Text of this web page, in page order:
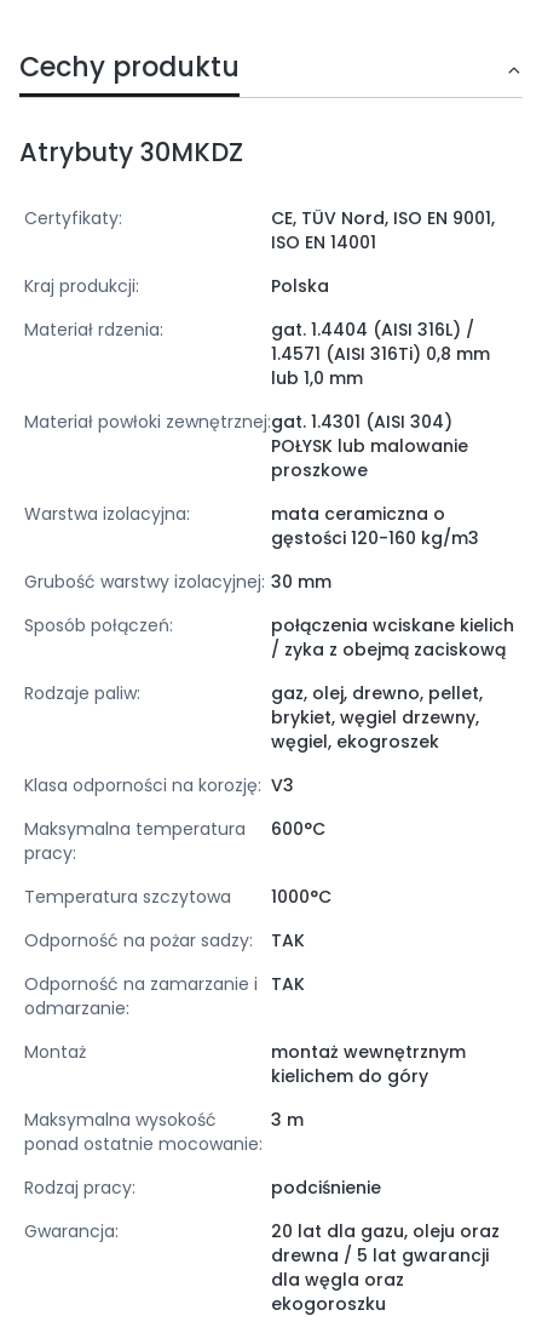
Cechy produktu
Atrybuty 30MKDZ
Certyfikaty:
CE, TÜV Nord, ISO EN 9001,
ISO EN 14001
Kraj produkcji:
Polska
Materiał rdzenia:
gat. 1.4404 (AISI 316L) /
1.4571 (AISI 316Ti) 0,8 mm
lub 1,0 mm
Materiał powłoki zewnętrznej:gat. 1.4301 (AISI 304)
POŁYSK lub malowanie
proszkowe
Warstwa izolacyjna:
mata ceramiczna o
gęstości 120-160 kg/m3
Grubość warstwy izolacyjnej: 30 mm
Sposób połączeń:
połączenia wciskane kielich
/ zyka z obejmą zaciskową
Rodzaje paliw:
gaz, olej, drewno, pellet,
brykiet, węgiel drzewny,
węgiel, ekogroszek
Klasa odporności na korozję: V3
Maksymalna temperatura
pracy:
600°C
Temperatura szczytowa
1000°C
Odporność na pożar sadzy:
TAK
Odporność na zamarzanie i
odmarzanie:
TAK
Montaż
montaż wewnętrznym
kielichem do góry
Maksymalna wysokość
ponad ostatnie mocowanie:
3 m
Rodzaj pracy:
podciśnienie
Gwarancja:
20 lat dla gazu, oleju oraz
drewna / 5 lat gwarancji
dla węgla oraz
ekogoroszku